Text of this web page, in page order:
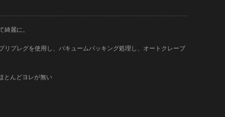
綺麗に。
リプレグを使用し、バキュームパッキング処理し、オートクレーブ
とんどヨレが無い